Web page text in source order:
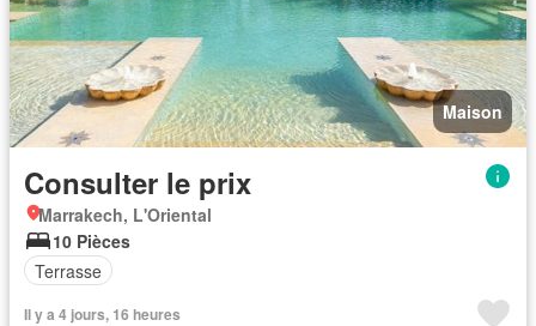
Maison
Consulter le prix
Marrakech, L'Oriental
10 Pièces
Terrasse
Il y a 4 jours, 16 heures